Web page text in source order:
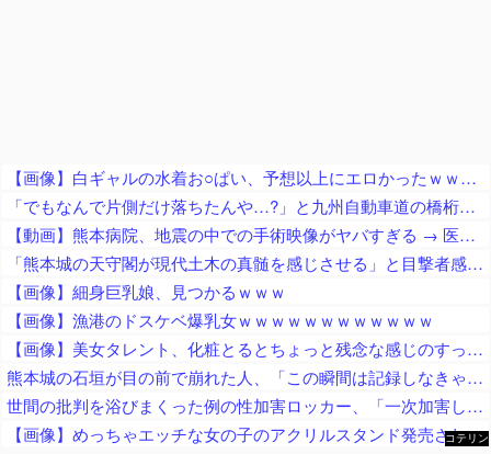
【画像】白ギャルの水着お○ぱい、予想以上にエロかったｗｗｗｗ
「でもなんで片側だけ落ちたんや…?」と九州自動車道の橋桁の様子に土木関係者が困惑、橋桁が残ったことは大絶賛するも……
【動画】熊本病院、地震の中での手術映像がヤバすぎる → 医療機器が飛び交う激震の中で患者を全身で庇う医師らの咄嗟の行動に世界中から絶賛の嵐
「熊本城の天守閣が現代土木の真髄を感じさせる」と目撃者感嘆、10年前の地震で満身創痍状態になっていたが……
【画像】細身巨乳娘、見つかるｗｗｗ
【画像】漁港のドスケベ爆乳女ｗｗｗｗｗｗｗｗｗｗｗｗ
【画像】美女タレント、化粧とるとちょっと残念な感じのすっぴんになるｗｗｗ
熊本城の石垣が目の前で崩れた人、「この瞬間は記録しなきゃ」と使命感に駆られて撮影した結果……
世間の批判を浴びまくった例の性加害ロッカー、「一次加害した人間がこれ言うのか」と周囲を唖然とさせる言動を……
【画像】めっちゃエッチな女の子のアクリルスタンド発売されるｗｗ
コテリン